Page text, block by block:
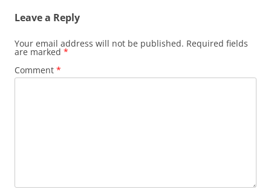
Leave a Reply
Your email address will not be published. Required fields
are marked *
Comment *